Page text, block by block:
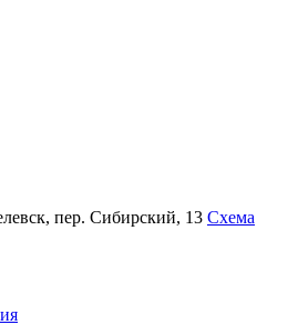
пер. Сибирский, 13 Схема